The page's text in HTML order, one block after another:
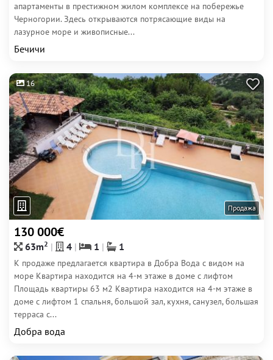
апартаменты в престижном жилом комплексе на побережье
Черногории. Здесь открываются потрясающие виды на
лазурное море и живописные...
Бечичи
16
Продажа
130 000€
63m2 4 1 1
К продаже предлагается квартира в Добра Вода с видом на
море Квартира находится на 4-м этаже в доме с лифтом
Площадь квартиры 63 м2 Квартира находится на 4-м этаже в
доме с лифтом 1 спальня, большой зал, кухня, санузел, большая
терраса с...
Добра вода